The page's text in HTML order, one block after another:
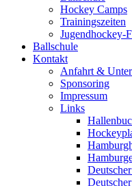
Hockey Camps
Trainingszeiten
Jugendhockey-
Ballschule
Kontakt
Anfahrt &
Sponsoring
Impressum
Links